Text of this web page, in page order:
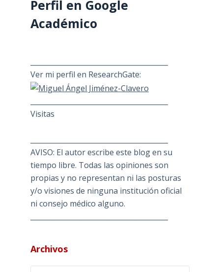
Perfil en Google
Académico
Ver mi perfil en ResearchGate:
Visitas
AVISO: El autor escribe este blog en su
tiempo libre. Todas las opiniones son
propias y no representan ni las posturas
y/o visiones de ninguna institución oficial
ni consejo médico alguno.
Archivos